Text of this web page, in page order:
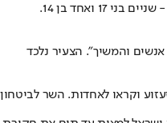
והמשיך". הצעיר נלכד
וקראו לאחדות. השר לביטחון